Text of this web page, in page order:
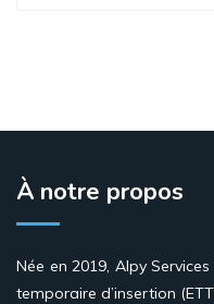
À notre propos
Née en 2019, Alpy
temporaire d’insertion